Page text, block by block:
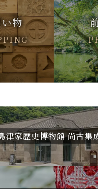
物
津家歴史博物館 尚古集